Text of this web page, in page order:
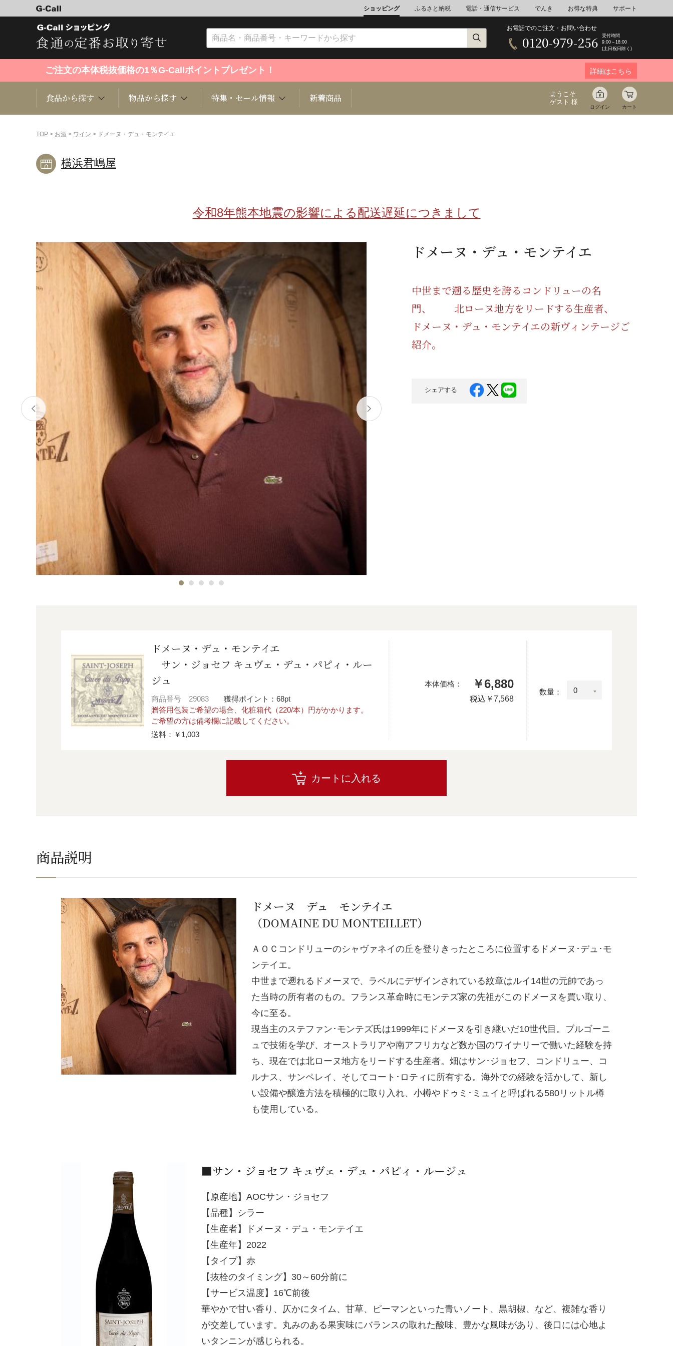
ショッピング ふるさと納税 電話・通信サービス でんき お得な特典 サポート
お電話でのご注文・お問い合わせ
0120-979-256
受付時間
9:00～18:00
(土日祝日除く)
ご注文の本体税抜価格の1％G-Callポイントプレゼント！ 詳細はこちら
食品から探す
くだもの
鍋 旬の食材 ギフト 豊洲お取り寄せ 健康/美容
産地検索
物品から探す
趣味・雑貨
健康/美容 ペット関連
特集・セール情報 新着商品
ようこそ
ゲスト 様
ログイン カート
TOP > お酒 > ワイン > ドメーヌ・デュ・モンテイエ
横浜君嶋屋
令和8年熊本地震の影響による配送遅延につきまして
ドメーヌ・デュ・モンテイエ
中世まで遡る歴史を誇るコンドリューの名
門、 北ローヌ地方をリードする生産者、
ドメーヌ・デュ・モンテイエの新ヴィンテージご
紹介。
シェアする
ドメーヌ・デュ・モンテイエ
サン・ジョセフ キュヴェ・デュ・パピィ・ルー
ジュ
商品番号 29083
獲得ポイント：68pt
贈答用包装ご希望の場合、化粧箱代（220/本）円がかかります。
ご希望の方は備考欄に記載してください。
送料：￥1,003
本体価格： ￥6,880
税込 ￥7,568
数量：
カートに入れる
商品説明
ドメーヌ デュ モンテイエ
（DOMAINE DU MONTEILLET）
ＡＯＣコンドリューのシャヴァネイの丘を登りきったところに位置するドメーヌ･デュ･モ
ンテイエ。
中世まで遡れるドメーヌで、ラベルにデザインされている紋章はルイ14世の元帥であっ
た当時の所有者のもの。フランス革命時にモンテズ家の先祖がこのドメーヌを買い取り、
今に至る。
現当主のステファン･モンテズ氏は1999年にドメーヌを引き継いだ10世代目。ブルゴーニ
ュで技術を学び、オーストラリアや南アフリカなど数か国のワイナリーで働いた経験を持
ち、現在では北ローヌ地方をリードする生産者。畑はサン･ジョセフ、コンドリュー、コ
ルナス、サンペレイ、そしてコート･ロティに所有する。海外での経験を活かして、新し
い設備や醸造方法を積極的に取り入れ、小樽やドゥミ･ミュイと呼ばれる580リットル樽
も使用している。
■サン・ジョセフ キュヴェ・デュ・パピィ・ルージュ
【原産地】AOCサン・ジョセフ
【品種】シラー
【生産者】ドメーヌ・デュ・モンテイエ
【生産年】2022
【タイプ】赤
【抜栓のタイミング】30～60分前に
【サービス温度】16℃前後
華やかで甘い香り、仄かにタイム、甘草、ピーマンといった青いノート、黒胡椒、など、複雑な香り
が交差しています。丸みのある果実味にバランスの取れた酸味、豊かな風味があり、後口には心地よ
いタンニンが感じられる。